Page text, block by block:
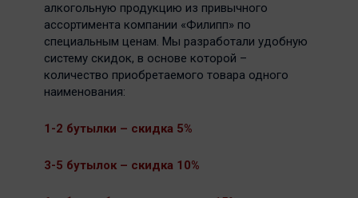
алкогольную продукцию из привычного
ассортимента компании «Филипп» по
специальным ценам. Мы разработали удобную
систему скидок, в основе которой –
количество приобретаемого товара одного
наименования:
1-2 бутылки – скидка 5%
3-5 бутылок – скидка 10%